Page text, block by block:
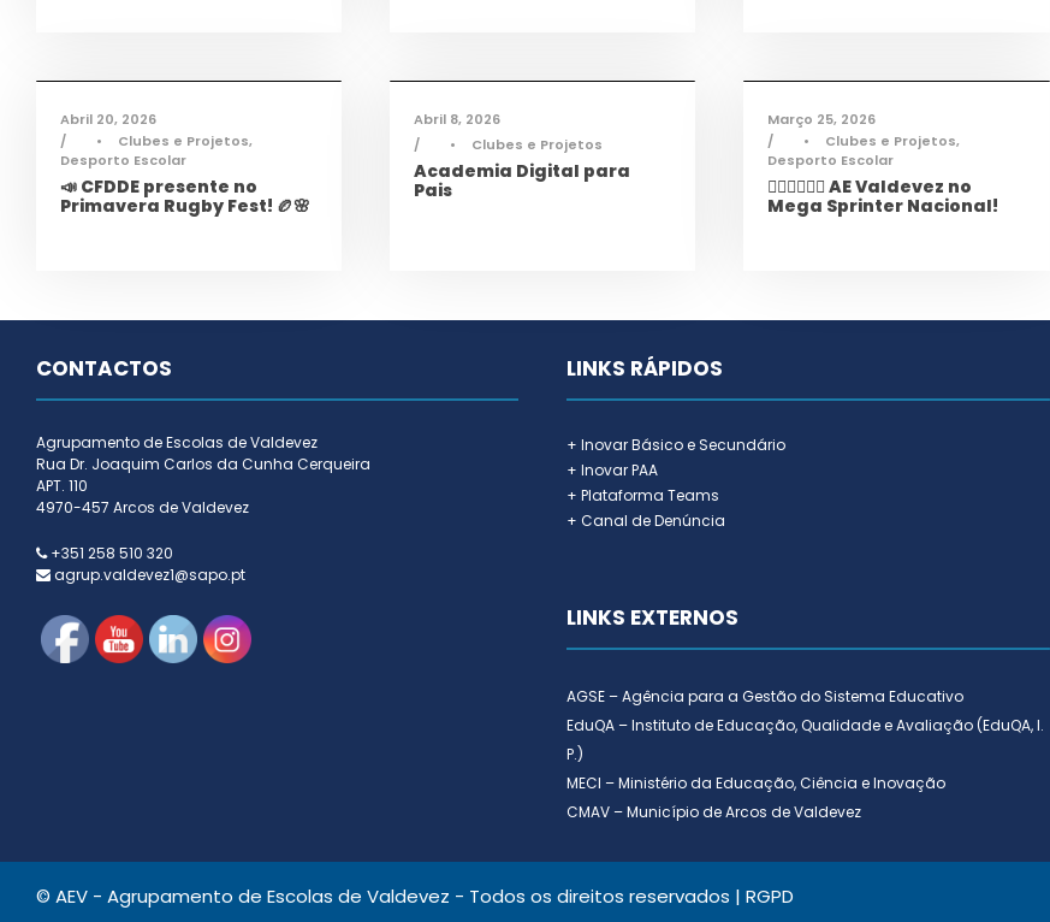
Abril 20, 2026
•
Clubes e Projetos,
Desporto Escolar
📣 CFDDE presente no
Primavera Rugby Fest! 🏉🌸
Abril 8, 2026
•
Clubes e Projetos
Academia Digital para
Pais
Março 25, 2026
•
Clubes e Projetos,
Desporto Escolar
🏃‍♀️🏃‍♂️🏃‍♀️ AE Valdevez no
Mega Sprinter Nacional!
CONTACTOS
Agrupamento de Escolas de Valdevez
Rua Dr. Joaquim Carlos da Cunha Cerqueira
APT. 110
4970-457 Arcos de Valdevez
+351 258 510 320
agrup.valdevez1@sapo.pt
LINKS RÁPIDOS
+ Inovar Básico e Secundário
+ Inovar PAA
+ Plataforma Teams
+ Canal de Denúncia
LINKS EXTERNOS
AGSE – Agência para a Gestão do Sistema Educativo
EduQA – Instituto de Educação, Qualidade e Avaliação (EduQA, I.
P.)
MECI – Ministério da Educação, Ciência e Inovação
CMAV – Município de Arcos de Valdevez
© AEV - Agrupamento de Escolas de Valdevez - Todos os direitos reservados | RGPD